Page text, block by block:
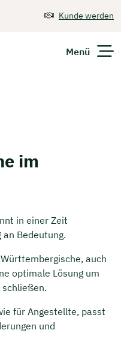
Kunde werden
Menü
im
in einer Zeit
an Bedeutung.
auch
optimale Lösung um
schließen.
für Angestellte, passt
und